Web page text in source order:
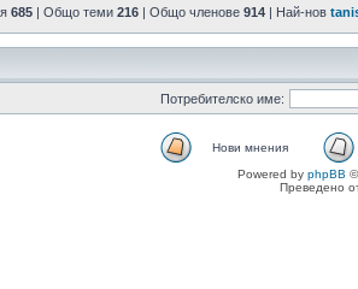
685 | Общо теми 216 | Общо членове 914 | Най-нов
Потребителско име:
Нови мнения
Powered by phpBB
Преведено